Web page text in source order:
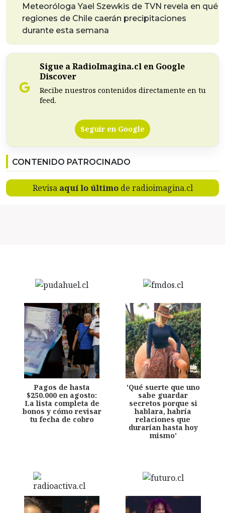
Meteoróloga Yael Szewkis de TVN revela en qué
regiones de Chile caerán precipitaciones
durante esta semana
Sigue a RadioImagina.cl en Google
Discover
Recibe nuestros contenidos directamente en tu
feed.
Seguir en Google
CONTENIDO PATROCINADO
Revisa aquí lo últimode radioimagina.cl
Pagos de hasta
$250.000 en agosto:
La lista completa de
bonos y cómo revisar
tu fecha de cobro
'Qué suerte que uno
sabe guardar
secretos porque si
hablara, habría
relaciones que
durarían hasta hoy
mismo'